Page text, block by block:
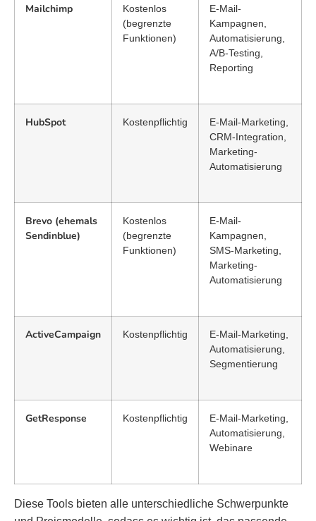
Mailchimp
Kostenlos
(begrenzte
Funktionen)
E-Mail-
Kampagnen,
Automatisierung,
A/B-Testing,
Reporting
HubSpot Kostenpflichtig
E-Mail-Marketing,
CRM-Integration,
Marketing-
Automatisierung
Brevo (ehemals
Sendinblue)
Kostenlos
(begrenzte
Funktionen)
E-Mail-
Kampagnen,
SMS-Marketing,
Marketing-
Automatisierung
ActiveCampaign Kostenpflichtig
E-Mail-Marketing,
Automatisierung,
Segmentierung
GetResponse Kostenpflichtig
E-Mail-Marketing,
Automatisierung,
Webinare
Diese Tools bieten alle unterschiedliche Schwerpunkte